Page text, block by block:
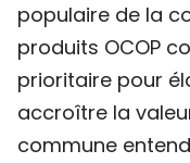
populaire de la
produits OCOP
prioritaire pour
accroître la
commune